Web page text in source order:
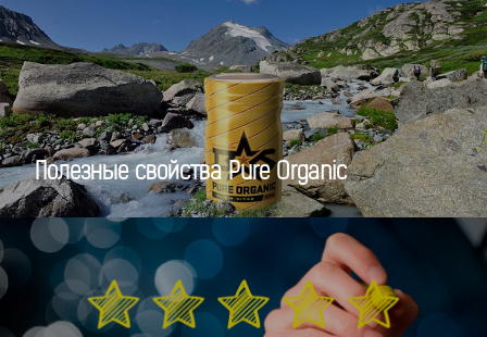
Полезные свойства Pure Organic